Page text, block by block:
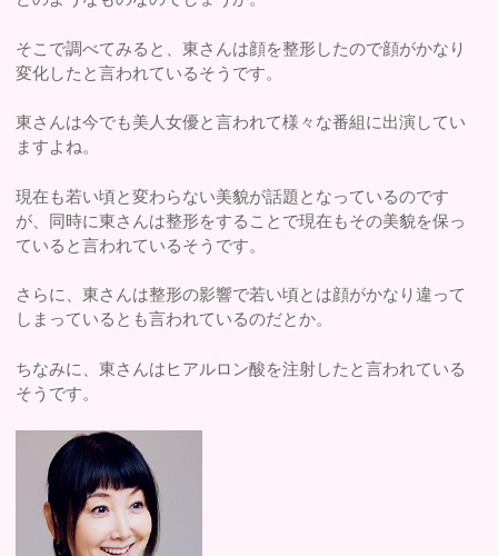
そこで調べてみると、東さんは顔を整形したので顔がかなり
変化したと言われているそうです。
東さんは今でも美人女優と言われて様々な番組に出演してい
ますよね。
現在も若い頃と変わらない美貌が話題となっているのです
が、同時に東さんは整形をすることで現在もその美貌を保っ
ていると言われているそうです。
さらに、東さんは整形の影響で若い頃とは顔がかなり違って
しまっているとも言われているのだとか。
ちなみに、東さんはヒアルロン酸を注射したと言われている
そうです。